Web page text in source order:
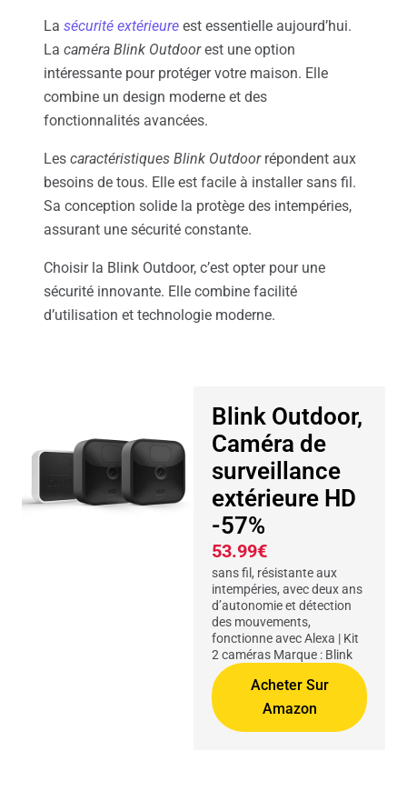
La sécurité extérieure est essentielle aujourd’hui.
La caméra Blink Outdoorest une option
intéressante pour protéger votre maison. Elle
combine un design moderne et des
fonctionnalités avancées.
Les caractéristiques Blink Outdoorrépondent aux
besoins de tous. Elle est facile à installer sans fil.
Sa conception solide la protège des intempéries,
assurant une sécurité constante.
Choisir la Blink Outdoor, c’est opter pour une
sécurité innovante. Elle combine facilité
d’utilisation et technologie moderne.
Blink Outdoor,
Caméra de
surveillance
extérieure HD
-57%
53.99€
sans fil, résistante aux
intempéries, avec deux ans
d’autonomie et détection
des mouvements,
fonctionne avec Alexa | Kit
2 caméras Marque : Blink
Acheter Sur
Amazon